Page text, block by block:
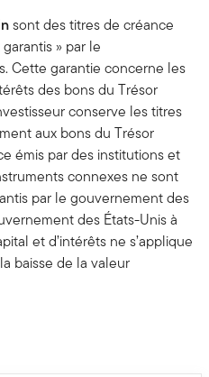
sont des titres de créance
» par le
Cette garantie concerne les
des bons du Trésor
conserve les titres
aux bons du Trésor
émis par des institutions et
connexes ne sont
par le gouvernement des
des États-Unis à
et d’intérêts ne s’applique
baisse de la valeur